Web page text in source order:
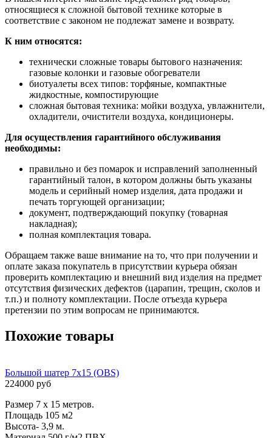
относящиеся к сложной бытовой технике которые в
соответствие с законом не подлежат замене и возврату.
К ним относятся:
технически сложные товары бытового назначения:
газовые колонки и газовые обогреватели
биотуалеты всех типов: торфяные, компактные
жидкостные, компостирующие
сложная бытовая техника: мойки воздуха, увлажнители,
охладители, очистители воздуха, кондиционеры.
Для осуществления гарантийного обслуживания
необходимы:
правильно и без помарок и исправлений заполненный
гарантийный талон, в котором должны быть указаны
модель и серийный номер изделия, дата продажи и
печать торгующей организации;
документ, подтверждающий покупку (товарная
накладная);
полная комплектация товара.
Обращаем также ваше внимание на то, что при получении и
оплате заказа покупатель в присутствии курьера обязан
проверить комплектацию и внешний вид изделия на предмет
отсутствия физических дефектов (царапин, трещин, сколов и
т.п.) и полноту комплектации. После отъезда курьера
претензии по этим вопросам не принимаются.
Похожие товары
Большой шатер 7х15 (OBS)
224000 руб
Размер 7 х 15 метров.
Площадь 105 м2
Высота- 3,9 м.